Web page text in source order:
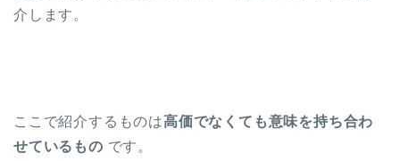
介します。
ここで紹介するものは高価でなくても意味を持ち合わ
せているもの です。